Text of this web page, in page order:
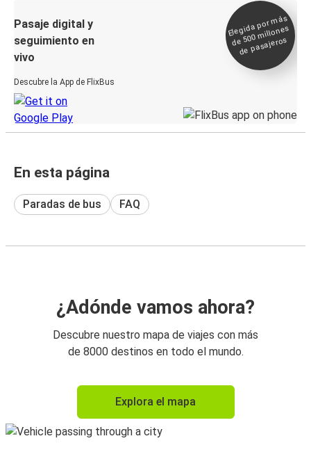
Pasaje digital y
seguimiento en
vivo
Descubre la App de FlixBus
Elegida por
más
de 500
millones
de pasajeros
En esta página
Paradas de bus FAQ
¿Adónde vamos ahora?
Descubre nuestro mapa de viajes con más
de 8000 destinos en todo el mundo.
Explora el mapa